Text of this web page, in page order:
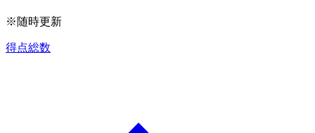
※随時更新
得点総数